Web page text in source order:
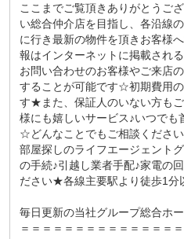
ここまでご覧頂きありがとうご
い総合仲介店を目指し、各沿線
に行き最新の物件を頂きお客様
報はインターネットに掲載され
お問い合わせのお客様やご来店
することが可能です☆初期費用
す★また、保証人のいない方も
様にも嬉しいサービス♪いつでも
☆どんなことでもご相談くださ
部屋探しのライフエージェント
の手続♪引越し業者手配♪家電の
ださい★各線主要駅より徒歩1
毎日更新の当社グループ総合ホ
＝＝＝＝＝＝＝＝＝＝＝＝＝＝